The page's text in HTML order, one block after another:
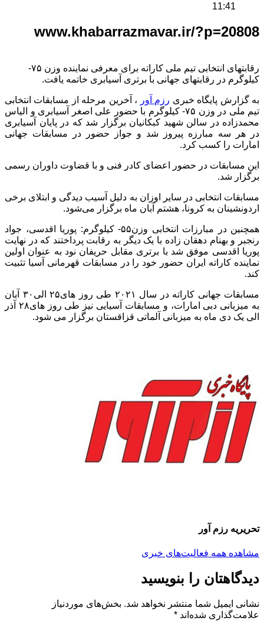
11:41
www.khabarrazmavar.ir/?p=20808
رقابتهای انتخابی تیم ملی کاراته برای معرفی نماینده وزن ۷۵-
کیلوگرم در رقابتهای جهانی با برتری آسیابری خاتمه یافت.
به گزارش پایگاه خبری رزم آور
، آخرین مرحله از مسابقات انتخابی
تیم ملی در وزن ۷۵- کیلوگرم با حضور علی اصغر آسیابری و الیاس
محمدزاده در سالن شهید کبکانیان برگزار شد که در پایان آسیابری
در هر سه مبارزه پیروز شد و جواز حضور در مسابقات جهانی
امارات را کسب کرد.
این مسابقات در حضور اعضای کادر فنی و با قضاوت داوران رسمی
برگزار شد.
مسابقات انتخابی در سایر اوزان به دلیل آسیب دیدگی و ابتلای برخی
اردونشینان به کرونا، هشتم آبان ماه برگزار می‌شود.
همچنین در مبارزات انتخابی وزن۵۵- کیلوگرم: پوریا اقدسی، جواد
رنجبر و بهنام دهقان زاده با یک دیگر به رقابت پرداختند که در نهایت
پوریا اقدسی موفق شد با برتری مقابل حریفان نود به عنوان اولین
نماینده کاراته ایران حضور خود را در مسابقات قهرمانی آسیا تثبیت
کند.
مسابقات جهانی کاراته در سال ۲۰۲۱ طی روز های۲۵ الی۳۰ آبان
به میزبانی دبی امارات، و مسابقات آسیایی نیز طی روز های۲۸ آذر
الی یک دی ماه به میزبانی آلماتی قزاقستان برگزار می شود.
تحریریه رزم آور
مشاهده همه فعالیت‌های خبری
دیدگاهتان را بنویسید
نشانی ایمیل شما منتشر نخواهد شد. بخش‌های موردنیاز
علامت‌گذاری شده‌اند *